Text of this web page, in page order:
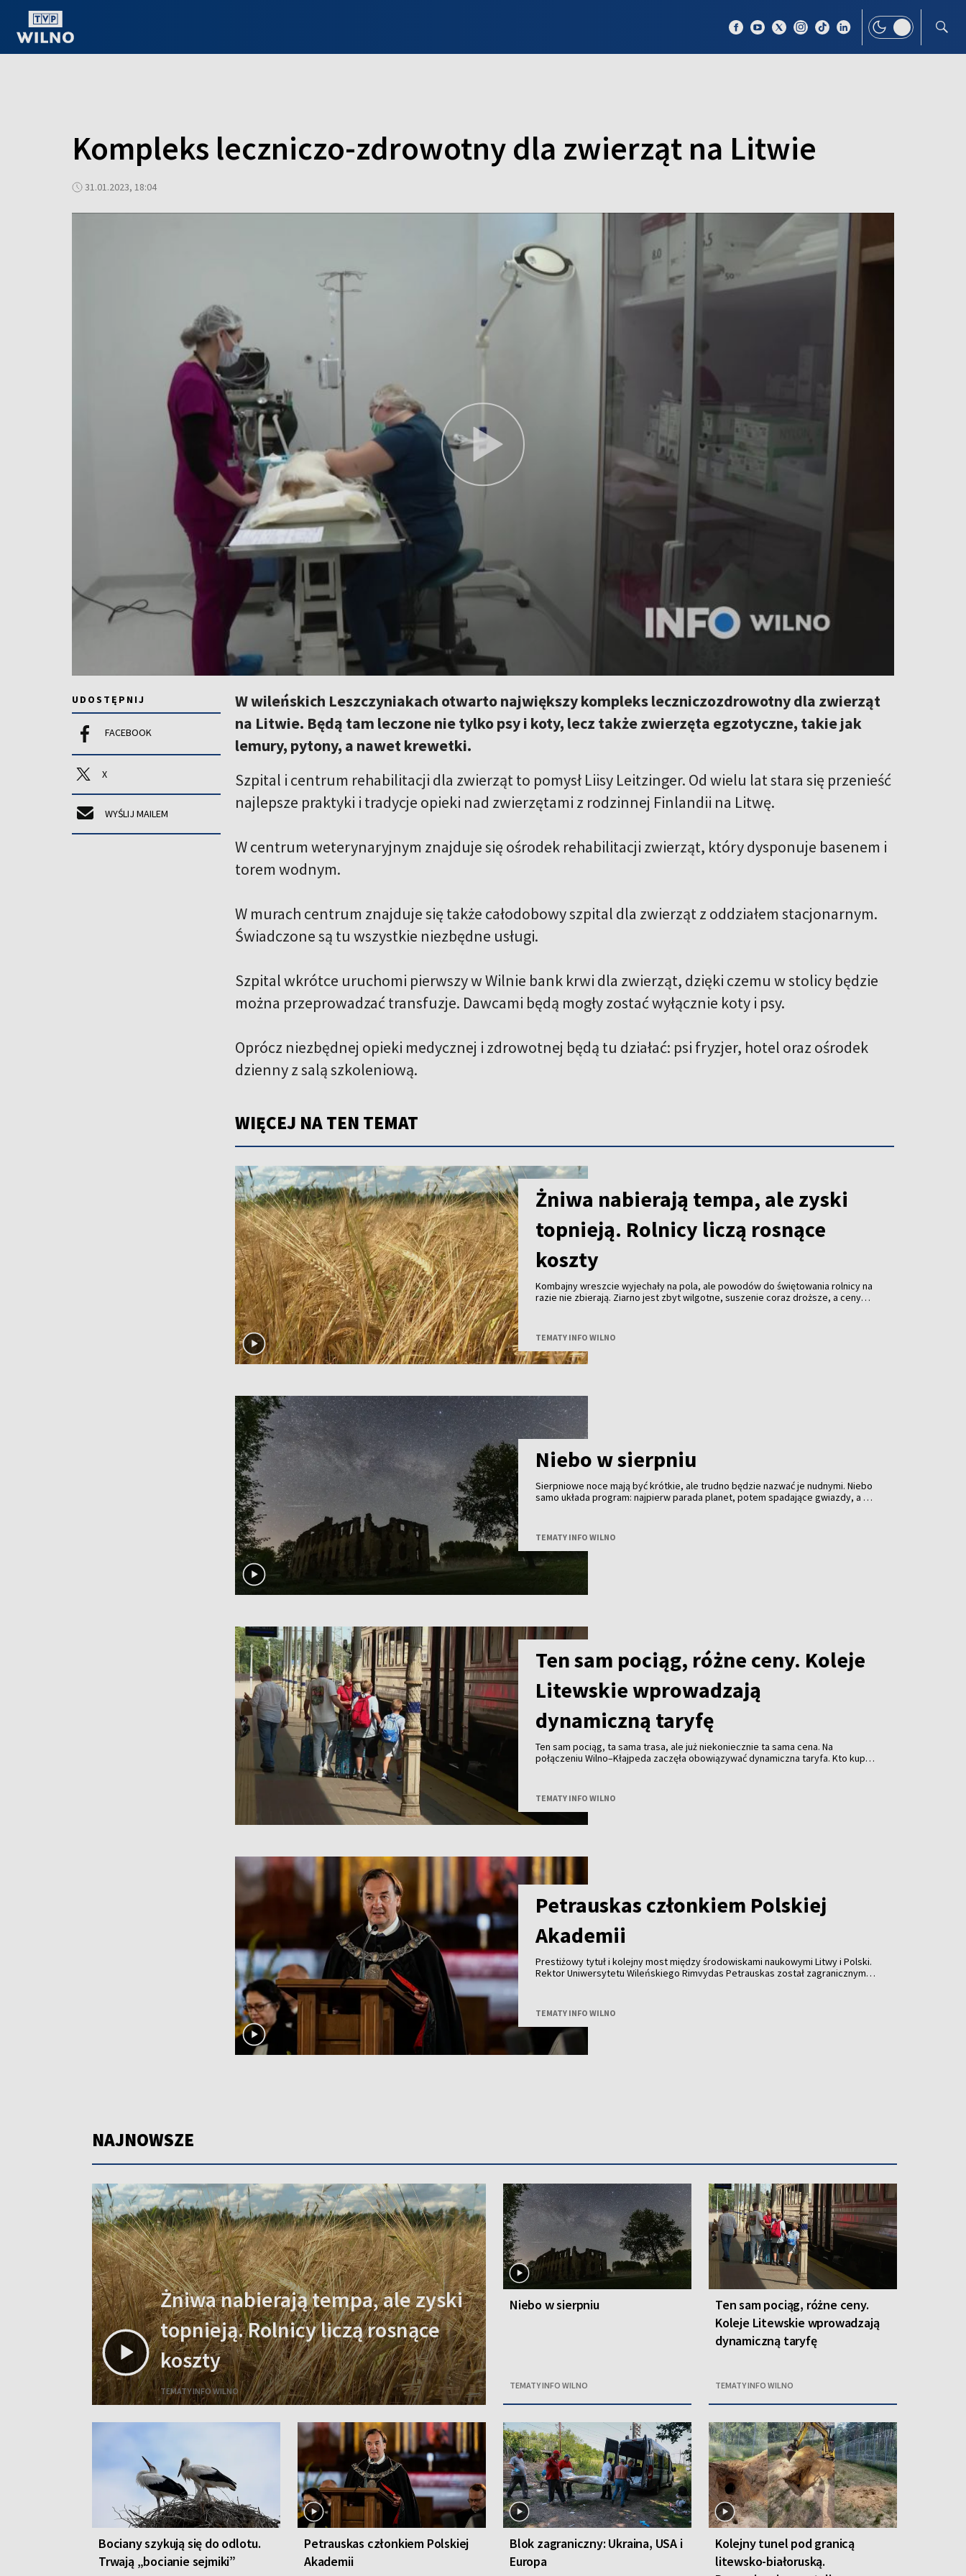
Kompleks leczniczo-zdrowotny dla zwierząt na Litwie
31.01.2023, 18:04
UDOSTĘPNIJ
FACEBOOK
X
WYŚLIJ MAILEM
W wileńskich Leszczyniakach otwarto największy kompleks leczniczozdrowotny dla zwierząt
na Litwie. Będą tam leczone nie tylko psy i koty, lecz także zwierzęta egzotyczne, takie jak
lemury, pytony, a nawet krewetki.
Szpital i centrum rehabilitacji dla zwierząt to pomysł Liisy Leitzinger. Od wielu lat stara się przenieść
najlepsze praktyki i tradycje opieki nad zwierzętami z rodzinnej Finlandii na Litwę.
W centrum weterynaryjnym znajduje się ośrodek rehabilitacji zwierząt, który dysponuje basenem i
torem wodnym.
W murach centrum znajduje się także całodobowy szpital dla zwierząt z oddziałem stacjonarnym.
Świadczone są tu wszystkie niezbędne usługi.
Szpital wkrótce uruchomi pierwszy w Wilnie bank krwi dla zwierząt, dzięki czemu w stolicy będzie
można przeprowadzać transfuzje. Dawcami będą mogły zostać wyłącznie koty i psy.
Oprócz niezbędnej opieki medycznej i zdrowotnej będą tu działać: psi fryzjer, hotel oraz ośrodek
dzienny z salą szkoleniową.
WIĘCEJ NA TEN TEMAT
Żniwa nabierają tempa, ale zyski
topnieją. Rolnicy liczą rosnące
koszty
Kombajny wreszcie wyjechały na pola, ale powodów do świętowania rolnicy na
razie nie zbierają. Ziarno jest zbyt wilgotne, suszenie coraz droższe, a ceny
można zebrać. Zysk - niekoniecznie.
TEMATY INFO WILNO
Niebo w sierpniu
Sierpniowe noce mają być krótkie, ale trudno będzie nazwać je nudnymi. Niebo
samo układa program: najpierw parada planet, potem spadające gwiazdy, a na
TEMATY INFO WILNO
Ten sam pociąg, różne ceny. Koleje
Litewskie wprowadzają
dynamiczną taryfę
Ten sam pociąg, ta sama trasa, ale już niekoniecznie ta sama cena. Na
połączeniu Wilno–Kłajpeda zaczęła obowiązywać dynamiczna taryfa. Kto kupi
TEMATY INFO WILNO
Petrauskas członkiem Polskiej
Akademii
Prestiżowy tytuł i kolejny most między środowiskami naukowymi Litwy i Polski.
Rektor Uniwersytetu Wileńskiego Rimvydas Petrauskas został zagranicznym
TEMATY INFO WILNO
NAJNOWSZE
Żniwa nabierają tempa, ale zyski
topnieją. Rolnicy liczą rosnące
koszty
TEMATY INFO WILNO
Niebo w sierpniu
TEMATY INFO WILNO
Ten sam pociąg, różne ceny.
Koleje Litewskie wprowadzają
dynamiczną taryfę
TEMATY INFO WILNO
Bociany szykują się do odlotu.
Trwają „bocianie sejmiki”
Petrauskas członkiem Polskiej
Akademii
Blok zagraniczny: Ukraina, USA i
Europa
Kolejny tunel pod granicą
litewsko-białoruską.